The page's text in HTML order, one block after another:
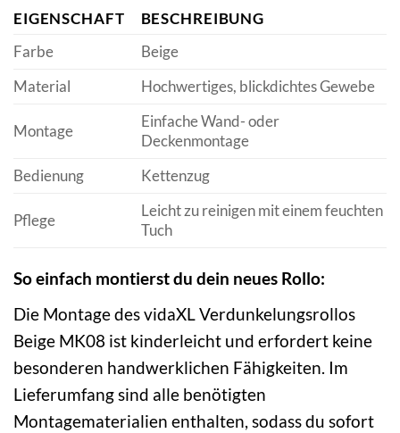
EIGENSCHAFT
BESCHREIBUNG
Farbe
Beige
Material
Hochwertiges, blickdichtes Gewebe
Montage
Einfache Wand- oder
Deckenmontage
Bedienung
Kettenzug
Pflege
Leicht zu reinigen mit einem feuchten
Tuch
So einfach montierst du dein neues Rollo:
Die Montage des vidaXL Verdunkelungsrollos
Beige MK08 ist kinderleicht und erfordert keine
besonderen handwerklichen Fähigkeiten. Im
Lieferumfang sind alle benötigten
Montagematerialien enthalten, sodass du sofort